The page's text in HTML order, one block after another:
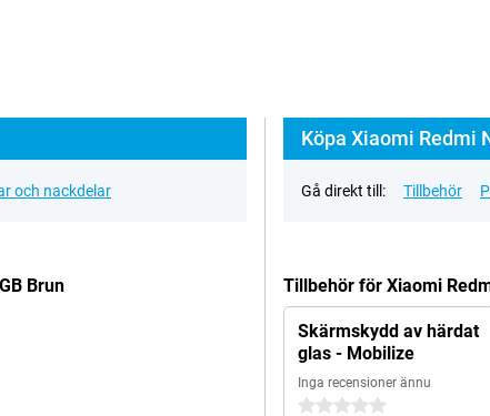
och nackdelar
Brun
Köpa Xiaomi Redmi
Gå direkt till: Tillbehör
Tillbehör för Xiaomi
Skärmskydd av härdat
glas - Mobilize
Inga recensioner ännu
0 stjärnor